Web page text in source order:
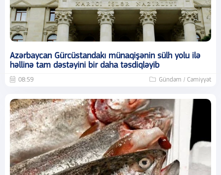
Azərbaycan Gürcüstandakı münaqişənin sülh yolu ilə
həllinə tam dəstəyini bir daha təsdiqləyib
08:59 Gündəm / Cəmiyyət